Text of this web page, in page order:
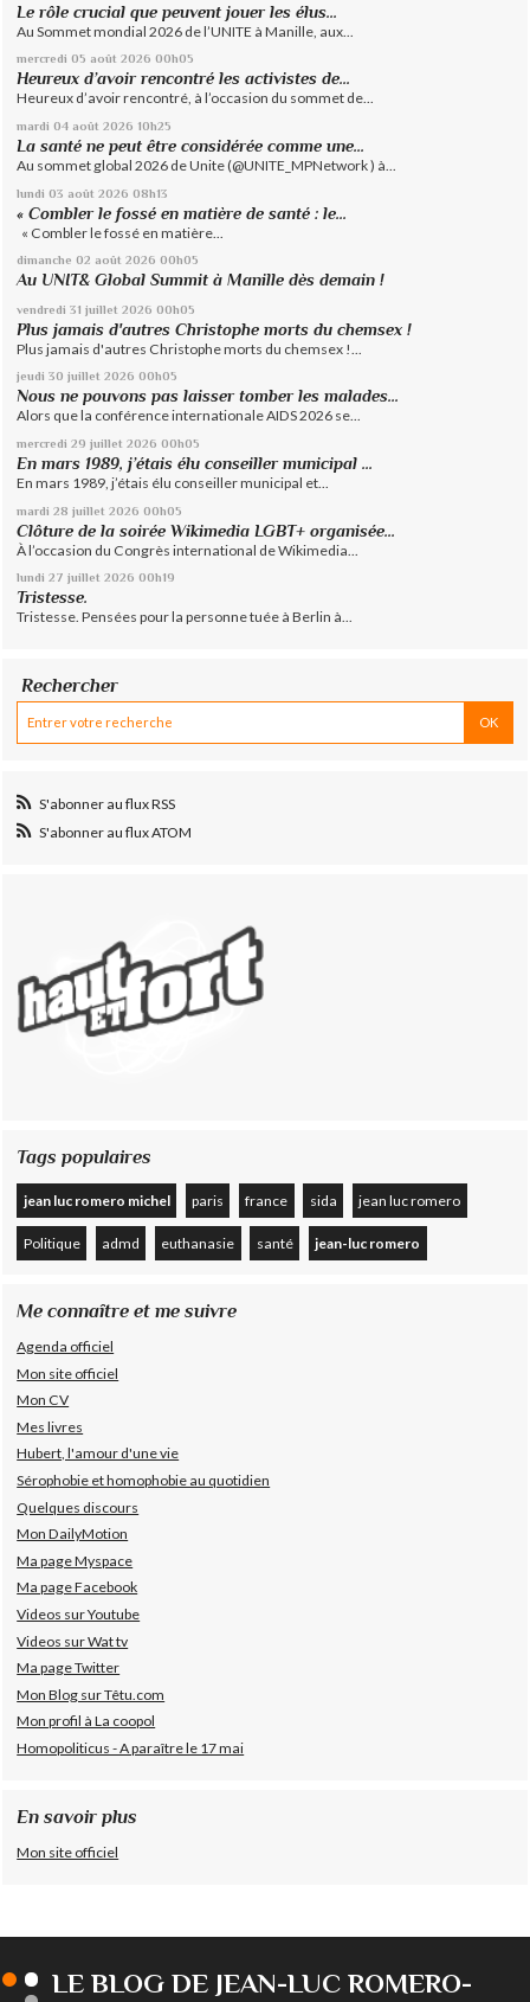
Le rôle crucial que peuvent jouer les élus...
Au Sommet mondial 2026 de l’UNITE à Manille, aux...
mercredi 05 août 2026 00h05
Heureux d’avoir rencontré les activistes de...
Heureux d’avoir rencontré, à l’occasion du sommet de...
mardi 04 août 2026 10h25
La santé ne peut être considérée comme une...
Au sommet global 2026 de Unite (@UNITE_MPNetwork ) à...
lundi 03 août 2026 08h13
« Combler le fossé en matière de santé : le...
« Combler le fossé en matière...
dimanche 02 août 2026 00h05
Au UNIT& Global Summit à Manille dès demain !
vendredi 31 juillet 2026 00h05
Plus jamais d'autres Christophe morts du chemsex !
Plus jamais d'autres Christophe morts du chemsex !...
jeudi 30 juillet 2026 00h05
Nous ne pouvons pas laisser tomber les malades...
Alors que la conférence internationale AIDS 2026 se...
mercredi 29 juillet 2026 00h05
En mars 1989, j’étais élu conseiller municipal ...
En mars 1989, j’étais élu conseiller municipal et...
mardi 28 juillet 2026 00h05
Clôture de la soirée Wikimedia LGBT+ organisée...
À l’occasion du Congrès international de Wikimedia...
lundi 27 juillet 2026 00h19
Tristesse.
Tristesse. Pensées pour la personne tuée à Berlin à...
Rechercher
S'abonner au flux RSS
S'abonner au flux ATOM
Tags populaires
jean luc romero michel paris france sida jean luc romero
Politique admd euthanasie santé jean-luc romero
Me connaître et me suivre
Agenda officiel
Mon site officiel
Mon CV
Mes livres
Hubert, l'amour d'une vie
Sérophobie et homophobie au quotidien
Quelques discours
Mon DailyMotion
Ma page Myspace
Ma page Facebook
Videos sur Youtube
Videos sur Wat tv
Ma page Twitter
Mon Blog sur Têtu.com
Mon profil à La coopol
Homopoliticus - A paraître le 17 mai
En savoir plus
Mon site officiel
LE BLOG DE JEAN-LUC ROMERO-